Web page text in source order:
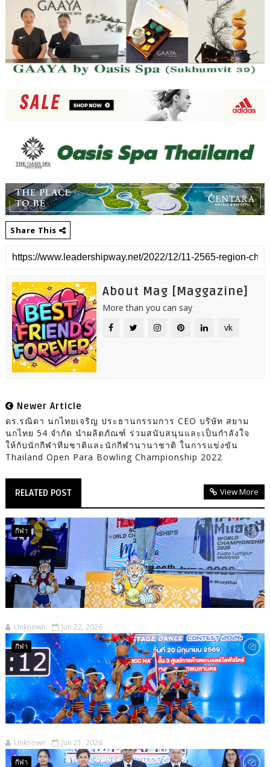
Share This
About Mag [Maggazine]
More than you can say
vk
Newer Article
ดร.รณิดา นกไทยเจริญ ประธานกรรมการ CEO บริษัท สยาม
นกไทย 54 จำกัด นำผลิตภัณฑ์ ร่วมสนับสนุนและเป็นกำลังใจ
ให้กับนักกีฬาทีมชาติและนักกีฬานานาชาติ ในการแข่งขัน
Thailand Open Para Bowling Championship 2022
RELATED POST View More
กีฬา
Unknown Jun 22, 2026
กีฬา
Unknown Jun 21, 2026
กีฬา